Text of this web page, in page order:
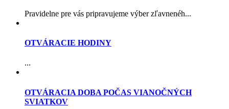
Pravidelne pre vás pripravujeme výber zľavnenéh...
OTVÁRACIE HODINY
...
OTVÁRACIA DOBA POČAS VIANOČNÝCH
SVIATKOV